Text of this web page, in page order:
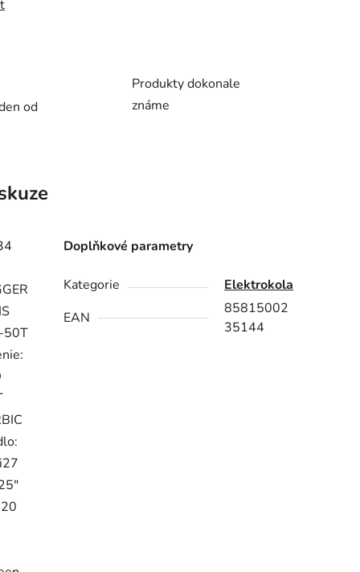
od
Produkty dokonale
známe
50T
Doplňkové parametry
Kategorie
Elektrokola
EAN
85815002
35144